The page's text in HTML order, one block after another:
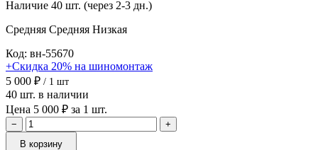
Наличие 40 шт. (через 2-3 дн.)
Средняя Средняя Низкая
Код: вн-55670
+Скидка 20% на шиномонтаж
5 000 ₽ / 1 шт
40 шт. в наличии
Цена 5 000 ₽ за 1 шт.
−
+
В корзину